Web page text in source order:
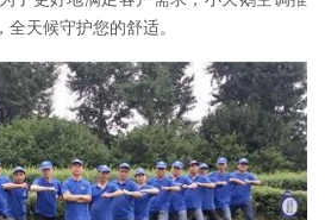
天候守护您的舒适。